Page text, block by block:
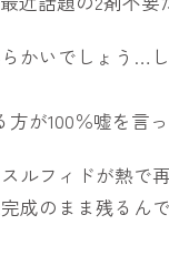
かいでしょう…
方が100％嘘を言
ルフィドが熱で
成のまま残るんで